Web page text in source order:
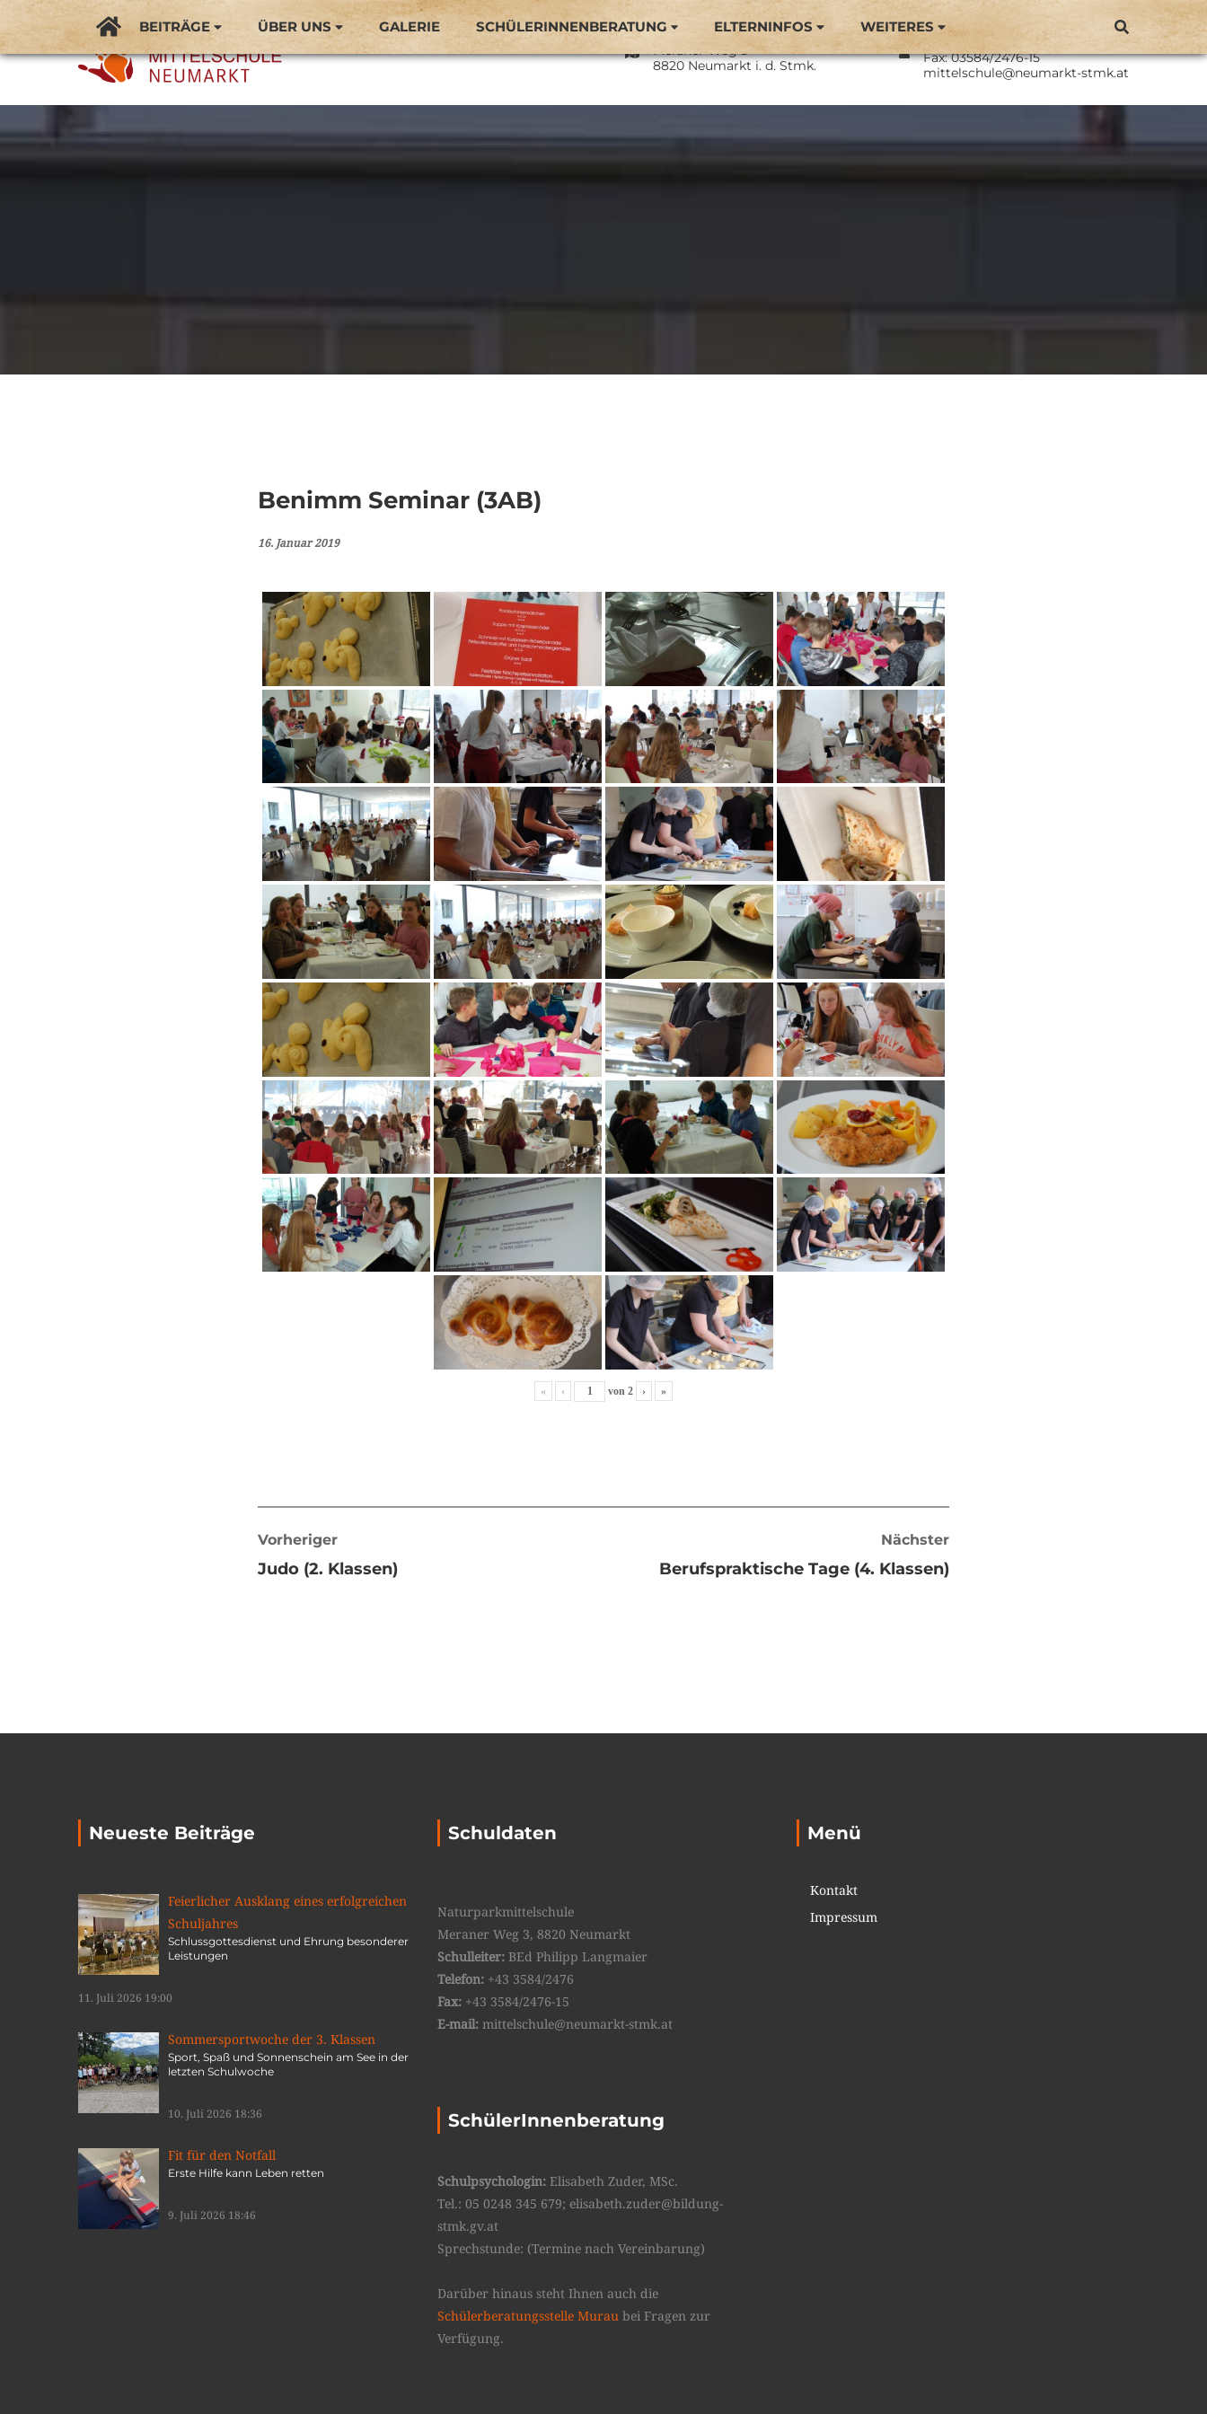
Naturparkmittelschule Neumarkt
Meraner Weg 3
8820 Neumarkt i. d. Stmk.
Direktor: BEd Philipp Langmaier
Tel.: 03584/2476
Fax: 03584/2476-15
mittelschule@neumarkt-stmk.at
BEITRÄGE ÜBER UNS GALERIE SCHÜLERINNENBERATUNG ELTERNINFOS WEITERES
Benimm Seminar (3AB)
16. Januar 2019
« ‹ von 2 › »
Vorheriger
Judo (2. Klassen)
Nächster
Berufspraktische Tage (4. Klassen)
Neueste Beiträge
Feierlicher Ausklang eines erfolgreichen
Schuljahres
Schlussgottesdienst und Ehrung besonderer
Leistungen
11. Juli 2026 19:00
Sommersportwoche der 3. Klassen
Sport, Spaß und Sonnenschein am See in der
letzten Schulwoche
10. Juli 2026 18:36
Fit für den Notfall
Erste Hilfe kann Leben retten
9. Juli 2026 18:46
Schuldaten
Naturparkmittelschule
Meraner Weg 3, 8820 Neumarkt
Schulleiter: BEd Philipp Langmaier
Telefon: +43 3584/2476
Fax: +43 3584/2476-15
E-mail: mittelschule@neumarkt-stmk.at
SchülerInnenberatung
Schulpsychologin: Elisabeth Zuder, MSc.
Tel.: 05 0248 345 679; elisabeth.zuder@bildung-
stmk.gv.at
Sprechstunde: (Termine nach Vereinbarung)
Darüber hinaus steht Ihnen auch die
Schülerberatungsstelle Murau bei Fragen zur
Verfügung.
Menü
Kontakt
Impressum